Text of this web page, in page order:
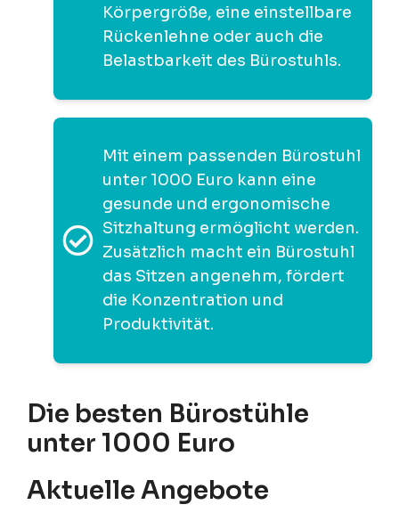
Körpergröße, eine einstellbare
Rückenlehne oder auch die
Belastbarkeit des Bürostuhls.
Mit einem passenden Bürostuhl
unter 1000 Euro kann eine
gesunde und ergonomische
Sitzhaltung ermöglicht werden.
Zusätzlich macht ein Bürostuhl
das Sitzen angenehm, fördert
die Konzentration und
Produktivität.
Die besten Bürostühle
unter 1000 Euro
Aktuelle Angebote